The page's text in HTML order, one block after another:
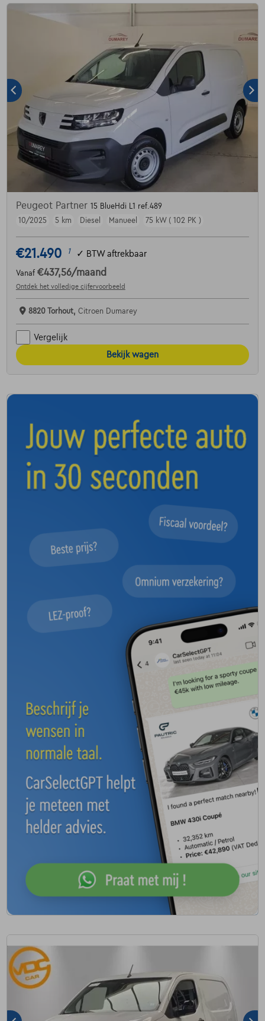
Peugeot Partner 15 BlueHdi L1 ref.489
10/2025
5 km Diesel Manueel 75 kW ( 102 PK )
€21.490 1 ✓ BTW aftrekbaar
Vanaf €437,56/maand
Ontdek het volledige cijfervoorbeeld
8820 Torhout, Citroen Dumarey
Vergelijk
Bekijk wagen